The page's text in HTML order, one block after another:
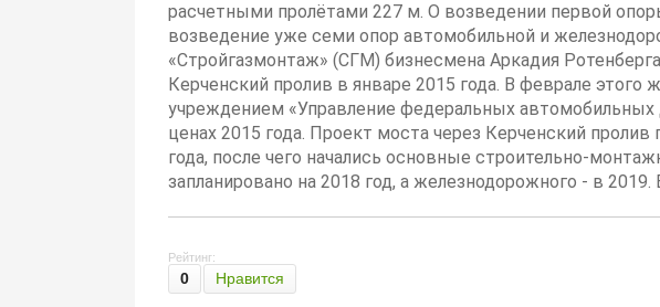
расчетными пролётами 227 м. О возведении первой
возведение уже семи опор автомобильной и
«Стройгазмонтаж» (СГМ) бизнесмена Аркадия
Керченский пролив в январе 2015 года. В феврале
учреждением «Управление федеральных
ценах 2015 года. Проект моста через Керченский
года, после чего начались основные строительно-
запланировано на 2018 год, а железнодорожного - в 2019.
Рейтинг:
0 Нравится